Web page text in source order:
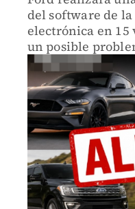
del software de
electrónica en 15
un posible
del sistema